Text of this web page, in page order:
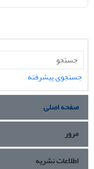
جستجوی پیشرفته
صفحه اصلی
مرور
اطلاعات نشریه